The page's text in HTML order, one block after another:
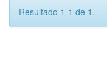
Resultado 1-1 de 1.